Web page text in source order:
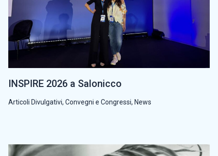
INSPIRE 2026 a Salonicco
Articoli Divulgativi, Convegni e Congressi, News